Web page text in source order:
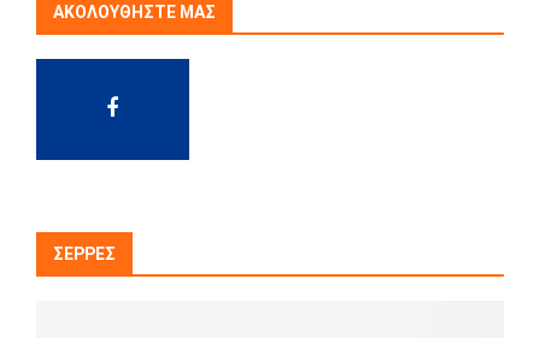
ΑΚΟΛΟΥΘΉΣΤΕ ΜΑΣ
ΣΈΡΡΕΣ